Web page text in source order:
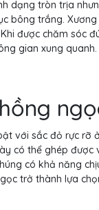
dạng tròn trịa
bông trắng.
được chăm sóc
gian xung quanh.
với sắc đỏ rực rỡ
có thể ghép
có khả năng
trở thành lựa